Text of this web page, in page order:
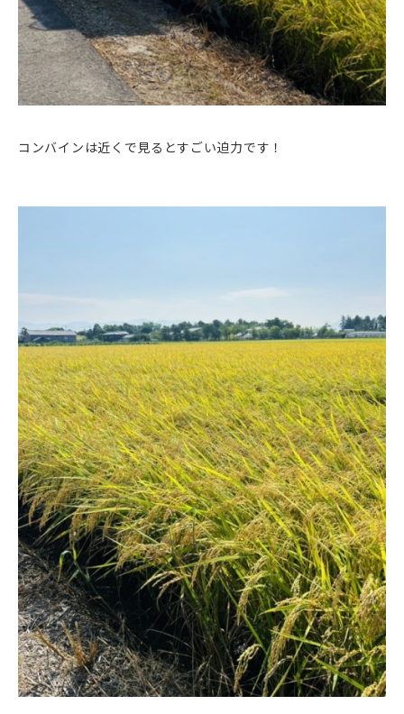
コンバインは近くで見るとすごい迫力です！